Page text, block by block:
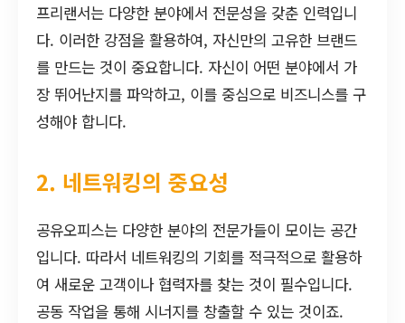
프리랜서는 다양한 분야에서 전문성을 갖춘 인력입니
다. 이러한 강점을 활용하여, 자신만의 고유한 브랜드
를 만드는 것이 중요합니다. 자신이 어떤 분야에서 가
장 뛰어난지를 파악하고, 이를 중심으로 비즈니스를 구
성해야 합니다.
2. 네트워킹의 중요성
공유오피스는 다양한 분야의 전문가들이 모이는 공간
입니다. 따라서 네트워킹의 기회를 적극적으로 활용하
여 새로운 고객이나 협력자를 찾는 것이 필수입니다.
공동 작업을 통해 시너지를 창출할 수 있는 것이죠.